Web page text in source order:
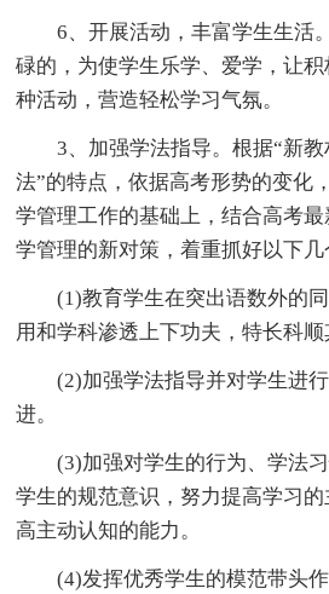
6、开展活动，丰富学生生活
碌的，为使学生乐学、爱学，让
种活动，营造轻松学习气氛。
3、加强学法指导。根据“新教
法”的特点，依据高考形势的变化
学管理工作的基础上，结合高考
学管理的新对策，着重抓好以下几
(1)教育学生在突出语数外的同
用和学科渗透上下功夫，特长科顺
(2)加强学法指导并对学生进行
进。
(3)加强对学生的行为、学法习
学生的规范意识，努力提高学习
高主动认知的能力。
(4)发挥优秀学生的模范带头作